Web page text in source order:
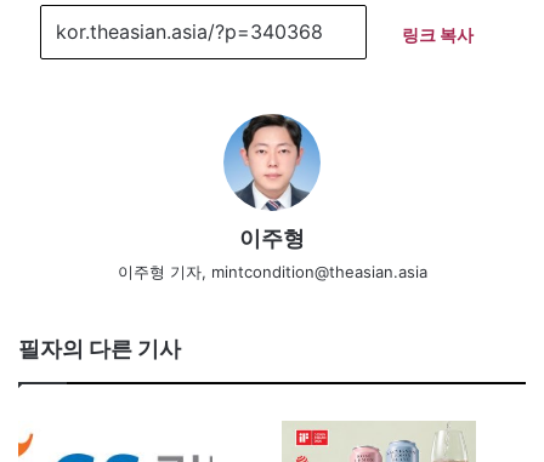
링크 복사
이주형
이주형 기자, mintcondition@theasian.asia
필자의 다른 기사